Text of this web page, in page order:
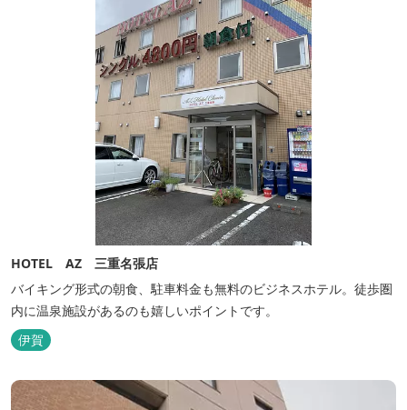
HOTEL AZ 三重名張店
バイキング形式の朝食、駐車料金も無料のビジネスホテル。徒歩圏
内に温泉施設があるのも嬉しいポイントです。
伊賀